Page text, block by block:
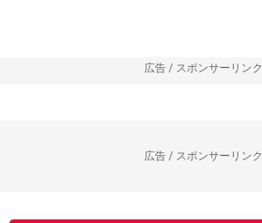
広告 / スポンサーリンク
広告 / スポンサーリンク